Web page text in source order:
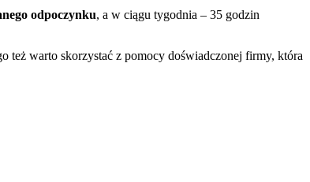
odpoczynku, a w ciągu tygodnia – 35 godzin
też warto skorzystać z pomocy doświadczonej firmy, która